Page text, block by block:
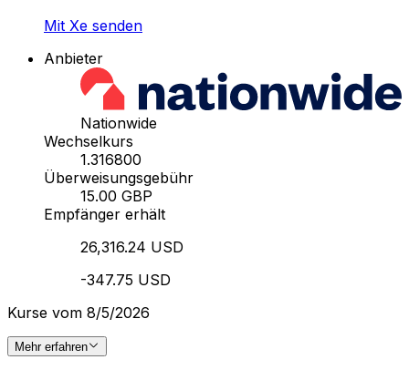
Mit Xe senden
Anbieter
Nationwide
Wechselkurs
1.316800
Überweisungsgebühr
15.00 GBP
Empfänger erhält
26,316.24 USD
-347.75 USD
Kurse vom 8/5/2026
Mehr erfahren